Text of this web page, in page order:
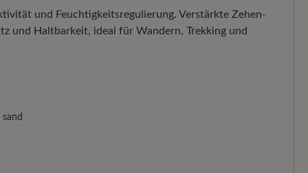
und Feuchtigkeitsregulierung. Verstärkte Zehen-
und Haltbarkeit, ideal für Wandern, Trekking und
sand